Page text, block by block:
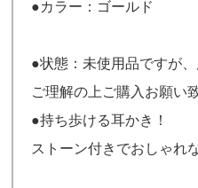
●カラー：ゴールド
●状態：未使用品ですが
ご理解の上ご購入お願い
●持ち歩ける耳かき！
ストーン付きでおしゃれ